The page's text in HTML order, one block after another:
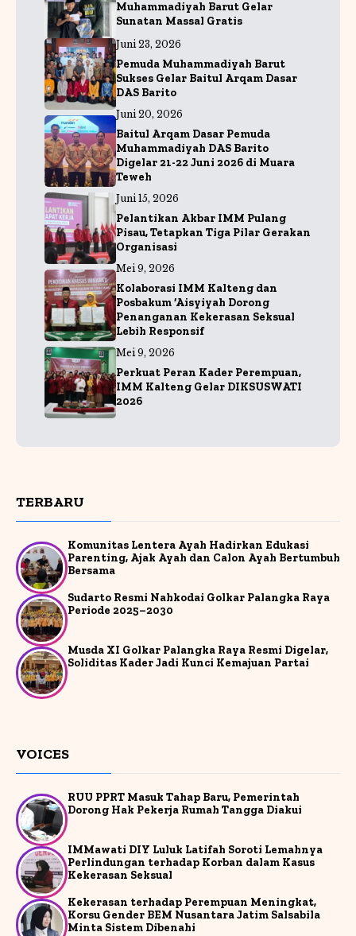
o
k
p a
Muhammadiyah Barut Gelar
Sunatan Massal Gratis
Juni 23, 2026
Pemuda Muhammadiyah Barut
Sukses Gelar Baitul Arqam Dasar
DAS Barito
Juni 20, 2026
Baitul Arqam Dasar Pemuda
Muhammadiyah DAS Barito
Digelar 21-22 Juni 2026 di Muara
Teweh
Juni 15, 2026
Pelantikan Akbar IMM Pulang
Pisau, Tetapkan Tiga Pilar Gerakan
Organisasi
Mei 9, 2026
Kolaborasi IMM Kalteng dan
Posbakum ‘Aisyiyah Dorong
Penanganan Kekerasan Seksual
Lebih Responsif
Mei 9, 2026
Perkuat Peran Kader Perempuan,
IMM Kalteng Gelar DIKSUSWATI
2026
TERBARU
Komunitas Lentera Ayah Hadirkan Edukasi
Parenting, Ajak Ayah dan Calon Ayah Bertumbuh
Bersama
Sudarto Resmi Nahkodai Golkar Palangka Raya
Periode 2025–2030
Musda XI Golkar Palangka Raya Resmi Digelar,
Soliditas Kader Jadi Kunci Kemajuan Partai
VOICES
RUU PPRT Masuk Tahap Baru, Pemerintah
Dorong Hak Pekerja Rumah Tangga Diakui
IMMawati DIY Luluk Latifah Soroti Lemahnya
Perlindungan terhadap Korban dalam Kasus
Kekerasan Seksual
Kekerasan terhadap Perempuan Meningkat,
Korsu Gender BEM Nusantara Jatim Salsabila
Minta Sistem Dibenahi